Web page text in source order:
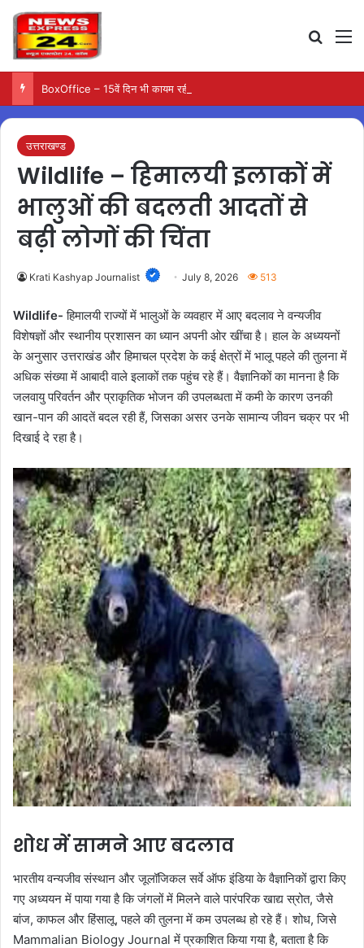
उत्तराखण्ड
Wildlife – हिमालयी इलाकों में
भालुओं की बदलती आदतों से
बढ़ी लोगों की चिंता
Krati Kashyap Journalist July 8, 2026 513
Wildlife- हिमालयी राज्यों में भालुओं के व्यवहार में आए बदलाव ने वन्यजीव
विशेषज्ञों और स्थानीय प्रशासन का ध्यान अपनी ओर खींचा है। हाल के अध्ययनों
के अनुसार उत्तराखंड और हिमाचल प्रदेश के कई क्षेत्रों में भालू पहले की तुलना में
अधिक संख्या में आबादी वाले इलाकों तक पहुंच रहे हैं। वैज्ञानिकों का मानना है कि
जलवायु परिवर्तन और प्राकृतिक भोजन की उपलब्धता में कमी के कारण उनकी
खान-पान की आदतें बदल रही हैं, जिसका असर उनके सामान्य जीवन चक्र पर भी
दिखाई दे रहा है।
शोध में सामने आए बदलाव
भारतीय वन्यजीव संस्थान और जूलॉजिकल सर्वे ऑफ इंडिया के वैज्ञानिकों द्वारा किए
गए अध्ययन में पाया गया है कि जंगलों में मिलने वाले पारंपरिक खाद्य स्रोत, जैसे
बांज, काफल और हिंसालू, पहले की तुलना में कम उपलब्ध हो रहे हैं। शोध, जिसे
Mammalian Biology Journal में प्रकाशित किया गया है, बताता है कि